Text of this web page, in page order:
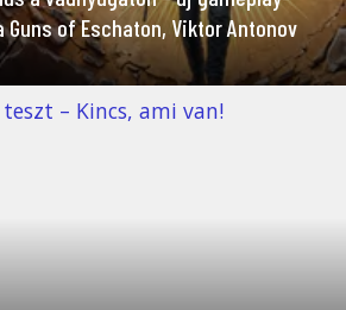
of Eschaton, Viktor Antonov